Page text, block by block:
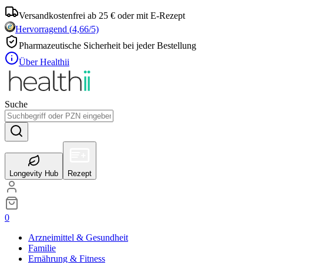
Versandkostenfrei ab 25 € oder mit E-Rezept
Hervorragend (4,66/5)
Pharmazeutische Sicherheit bei jeder Bestellung
Über Healthii
Suche
Longevity Hub Rezept
0
Arzneimittel & Gesundheit
Familie
Ernährung & Fitness